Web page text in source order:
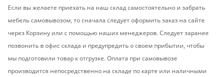
Если вы желаете приехать на наш склад самостоятельно и забрать
мебель самовывозом, то сначала следует оформить заказ на сайте
через Корзину или с помощью наших менеджеров. Следует заранее
позвонить в офис склада и предупредить о своем прибытии, чтобы
мы подготовили товар к отгрузке. Оплата при самовывозе
производится непосредственно на складе по карте или наличными